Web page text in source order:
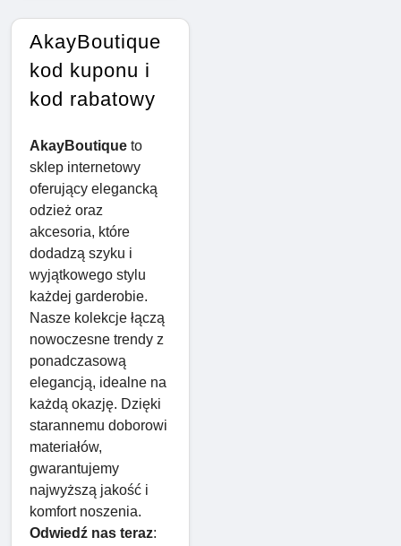
AkayBoutique
kod kuponu i
kod rabatowy
AkayBoutique to
sklep internetowy
oferujący elegancką
odzież oraz
akcesoria, które
dodadzą szyku i
wyjątkowego stylu
każdej garderobie.
Nasze kolekcje łączą
nowoczesne trendy z
ponadczasową
elegancją, idealne na
każdą okazję. Dzięki
starannemu doborowi
materiałów,
gwarantujemy
najwyższą jakość i
komfort noszenia.
Odwiedź nas teraz: